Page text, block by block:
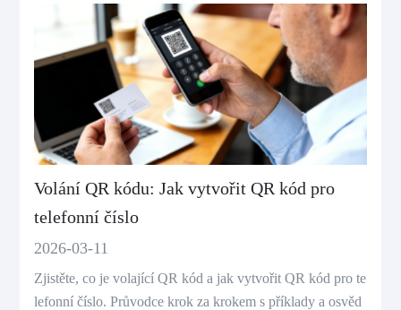
Volání QR kódu: Jak vytvořit QR kód pro
telefonní číslo
2026-03-11
Zjistěte, co je volající QR kód a jak vytvořit QR kód pro te
lefonní číslo. Průvodce krok za krokem s příklady a osvěd